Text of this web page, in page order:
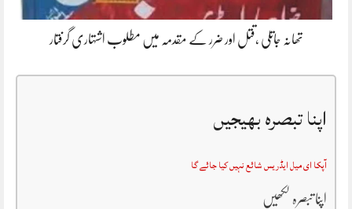
تھانہ جاتلی ،قتل اور ضرر کے مقدمہ میں مطلوب اشتہاری گرفتار
اپنا تبصرہ بھیجیں
آپکا ای میل ایڈریس شائع نہیں کیا جائے گا
اپنا تبصرہ لکھیں